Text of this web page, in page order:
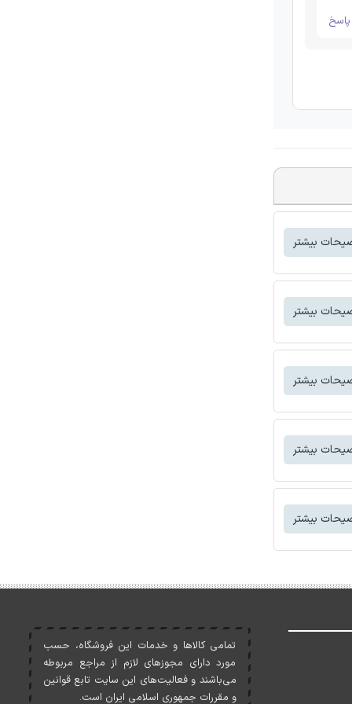
پاسخ
بیشتر
بیشتر
بیشتر
بیشتر
بیشتر
تمامی کالاها و خدمات اين فروشگاه، حسب
مورد دارای مجوزهای لازم از مراجع مربوطه
می‌باشند و فعاليت‌های اين سايت تابع قوانين
و مقررات جمهوری اسلامی ايران است.